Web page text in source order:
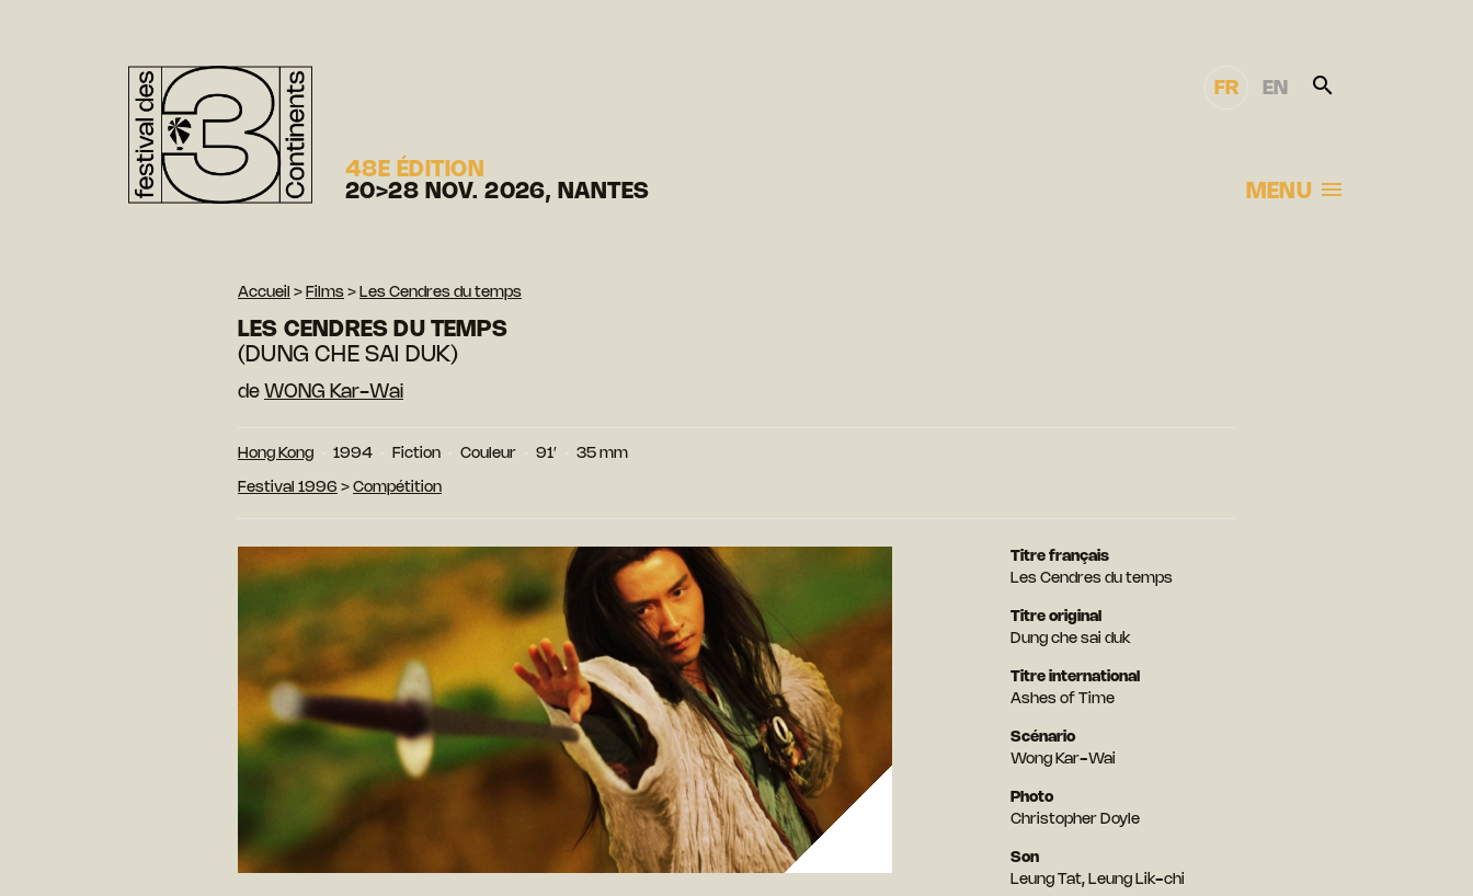
48E ÉDITION
20>28 NOV. 2026, NANTES
FR EN
MENU
Accueil > Films > Les Cendres du temps
LES CENDRES DU TEMPS
(DUNG CHE SAI DUK)
de WONG Kar-Wai
Hong Kong 1994 Fiction Couleur 91′ 35 mm
Festival 1996 > Compétition
Titre français
Les Cendres du temps
Titre original
Dung che sai duk
Titre international
Ashes of Time
Scénario
Wong Kar-Wai
Photo
Christopher Doyle
Son
Leung Tat, Leung Lik-chi